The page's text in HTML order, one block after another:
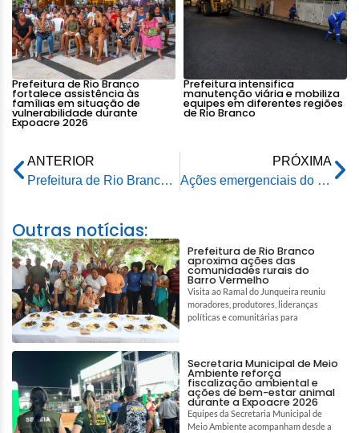
Prefeitura de Rio Branco
fortalece assistência às
famílias em situação de
vulnerabilidade durante
Expoacre 2026
Prefeitura intensifica
manutenção viária e mobiliza
equipes em diferentes regiões
de Rio Branco
ANTERIOR
Prefeitura de Rio Branco, em parceira com a Igreja Batista Moriá, promove ação social com serviços gratuitos para a comunidade
PRÓXIMA
Ações emergenciais do Saerb para estiagem são discutidas em evento do Tribunal de Contas do Acre
Outras notícias:
Prefeitura de Rio Branco
aproxima ações das
comunidades rurais do
Barro Vermelho
Visita ao Ramal do Junqueira reuniu
moradores, produtores, lideranças
políticas e comunitárias para
Secretaria Municipal de Meio
Ambiente reforça
fiscalização ambiental e
ações de bem-estar animal
durante a Expoacre 2026
Equipes da Secretaria Municipal de
Meio Ambiente acompanham desde a